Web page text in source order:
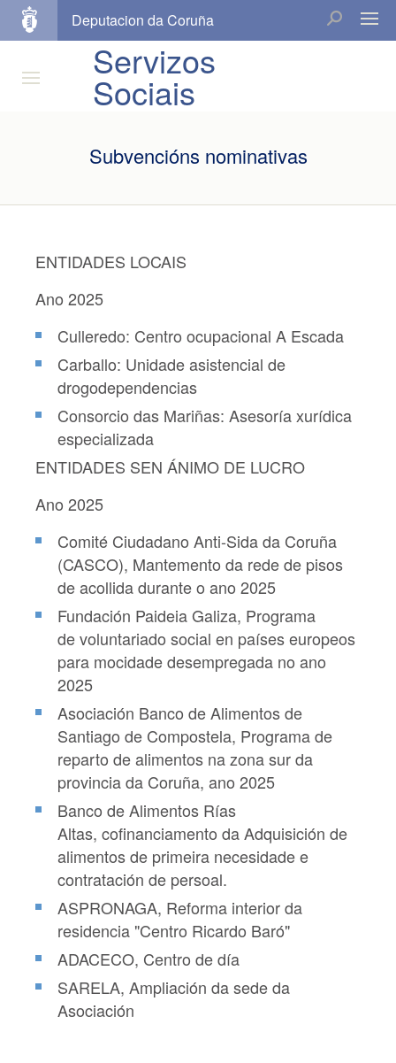
Deputacion da Coruña
Servizos
Sociais
Subvencións nominativas
ENTIDADES LOCAIS
Ano 2025
Culleredo: Centro ocupacional A Escada
Carballo: Unidade asistencial de
drogodependencias
Consorcio das Mariñas: Asesoría xurídica
especializada
ENTIDADES SEN ÁNIMO DE LUCRO
Ano 2025
Comité Ciudadano Anti-Sida da Coruña
(CASCO), Mantemento da rede de pisos
de acollida durante o ano 2025
Fundación Paideia Galiza, Programa
de voluntariado social en países europeos
para mocidade desempregada no ano
2025
Asociación Banco de Alimentos de
Santiago de Compostela, Programa de
reparto de alimentos na zona sur da
provincia da Coruña, ano 2025
Banco de Alimentos Rías
Altas, cofinanciamento da Adquisición de
alimentos de primeira necesidade e
contratación de persoal.
ASPRONAGA, Reforma interior da
residencia "Centro Ricardo Baró"
ADACECO, Centro de día
SARELA, Ampliación da sede da
Asociación